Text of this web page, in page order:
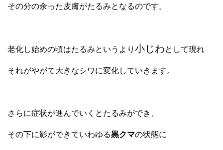
その分の余った皮膚がたるみとなるのです。
老化し始めの頃はたるみというより 小じわとして現れ
それがやがて大きなシワに変化していきます。
さらに症状が進んでいくとたるみができ、
その下に影ができていわゆる黒クマの状態に